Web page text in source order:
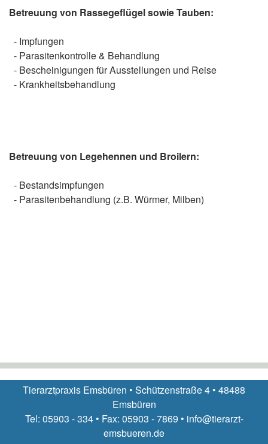
Betreuung von Rassegeflügel sowie Tauben:
- Impfungen
- Parasitenkontrolle & Behandlung
- Bescheinigungen für Ausstellungen und Reise
- Krankheitsbehandlung
Betreuung von Legehennen und Broilern:
- Bestandsimpfungen
- Parasitenbehandlung (z.B. Würmer, Milben)
Tierarztpraxis Emsbüren • Schützenstraße 4 • 48488
Emsbüren
Tel: 05903 - 334 • Fax: 05903 - 7869 • info@tierarzt-
emsbueren.de